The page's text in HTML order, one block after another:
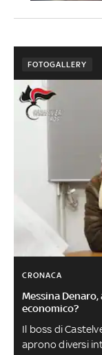
FOTOGALLERY
CRONACA
Messina
economico?
Il boss di
aprono diversi